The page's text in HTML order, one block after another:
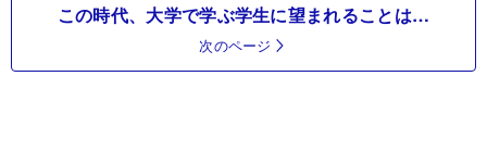
この時代、大学で学ぶ学生に望まれることは…
次のページ